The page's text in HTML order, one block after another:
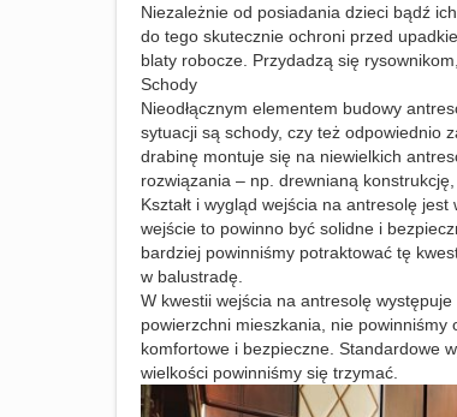
Niezależnie od posiadania dzieci bądź
do tego skutecznie ochroni przed
blaty robocze. Przydadzą się
Schody
Nieodłącznym elementem budowy
sytuacji są schody, czy też odpowiednio
drabinę montuje się na niewielkich
rozwiązania – np. drewnianą
Kształt i wygląd wejścia na antresolę
wejście to powinno być solidne i
bardziej powinniśmy potraktować tę
w balustradę.
W kwestii wejścia na antresolę
powierzchni mieszkania, nie
komfortowe i bezpieczne. Standardowe
wielkości powinniśmy się trzymać.